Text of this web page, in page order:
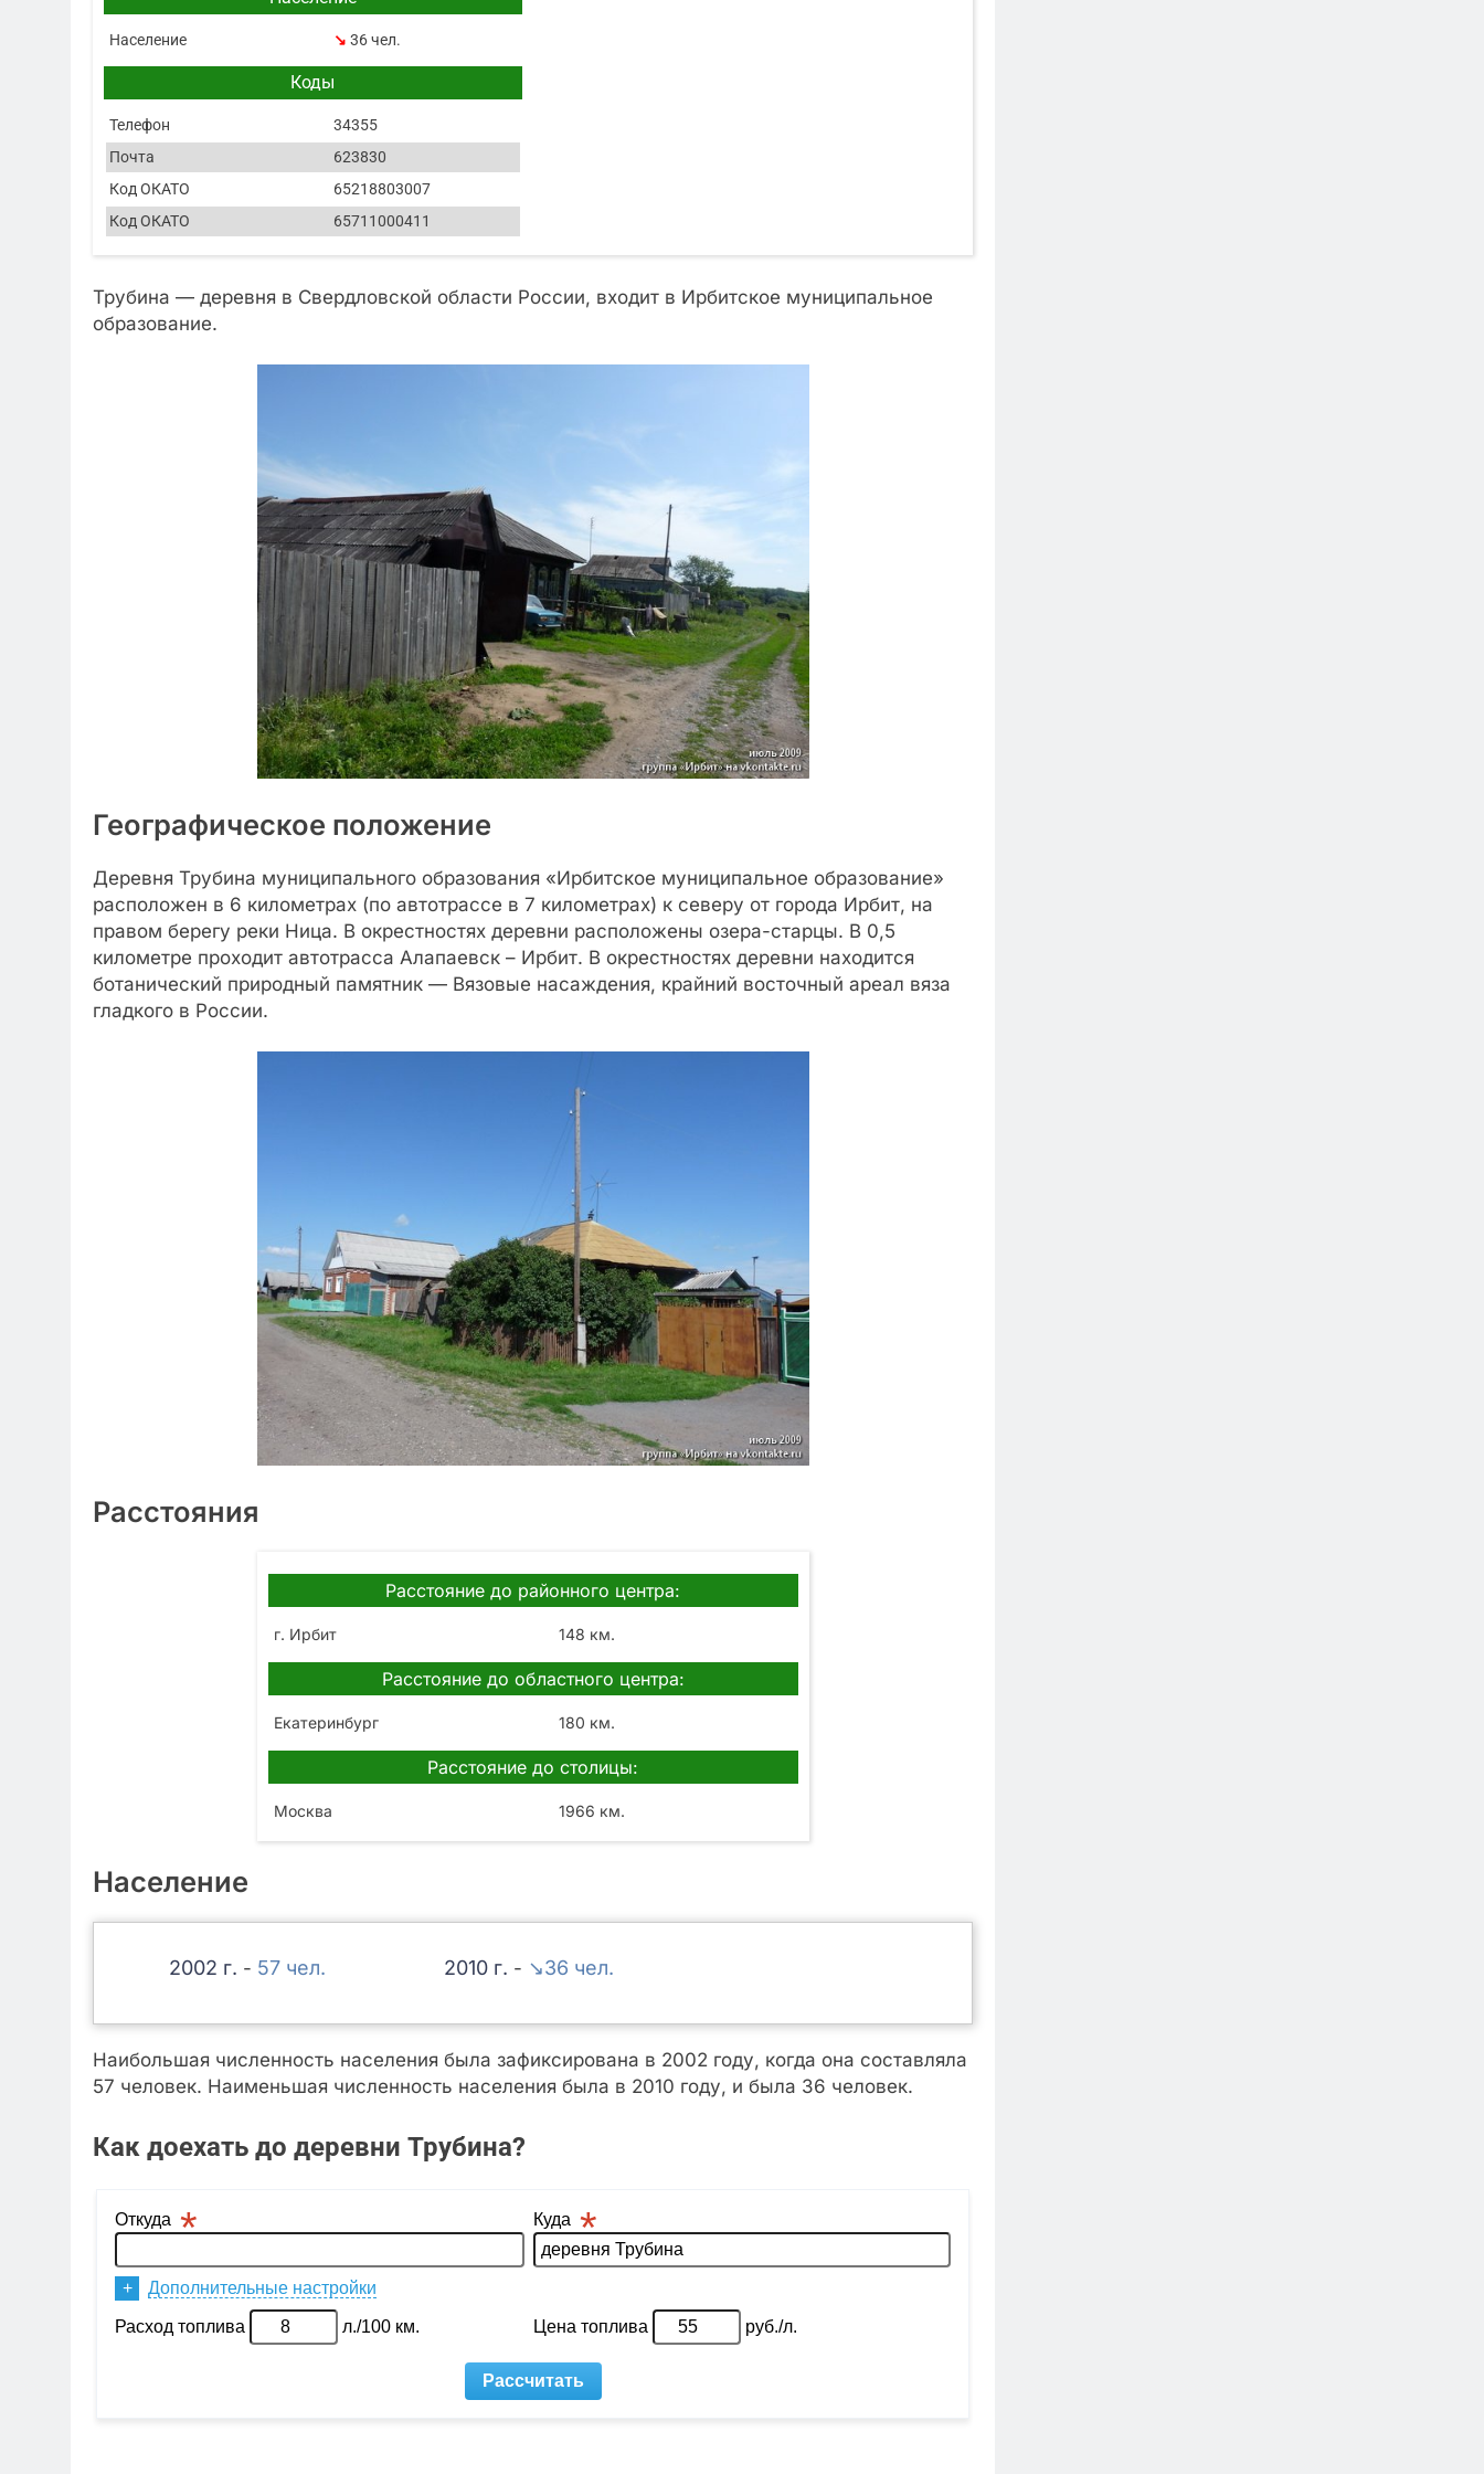
Население ↘ 36 чел.
Коды
Телефон
34355
Почта
623830
Код ОКАТО
65218803007
Код ОКАТО
65711000411
Трубина — деревня в Свердловской области России, входит в Ирбитское муниципальное
образование.
Географическое положение
Деревня Трубина муниципального образования «Ирбитское муниципальное образование»
расположен в 6 километрах (по автотрассе в 7 километрах) к северу от города Ирбит, на
правом берегу реки Ница. В окрестностях деревни расположены озера-старцы. В 0,5
километре проходит автотрасса Алапаевск – Ирбит. В окрестностях деревни находится
ботанический природный памятник — Вязовые насаждения, крайний восточный ареал вяза
гладкого в России.
Расстояния
Расстояние до районного центра:
г. Ирбит 148 км.
Расстояние до областного центра:
Екатеринбург 180 км.
Расстояние до столицы:
Москва 1966 км.
Население
2002 - 57 2010 - ↘36
Наибольшая численность населения была зафиксирована в 2002 году, когда она составляла
57 человек. Наименьшая численность населения была в 2010 году, и была 36 человек.
Как доехать до деревни Трубина?